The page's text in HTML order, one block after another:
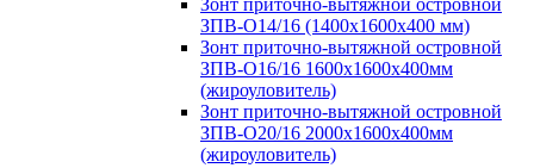
Зонт приточно-вытяжной островной
ЗПВ-О14/16 (1400х1600х400 мм)
Зонт приточно-вытяжной островной
ЗПВ-О16/16 1600х1600х400мм
(жироуловитель)
Зонт приточно-вытяжной островной
ЗПВ-О20/16 2000х1600х400мм
(жироуловитель)